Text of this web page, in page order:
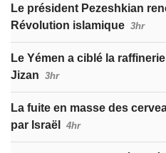
Le président Pezeshkian
Révolution islamique 3hr
Le Yémen a ciblé la
Jizan 3hr
La fuite en masse des
par Israël
4hr